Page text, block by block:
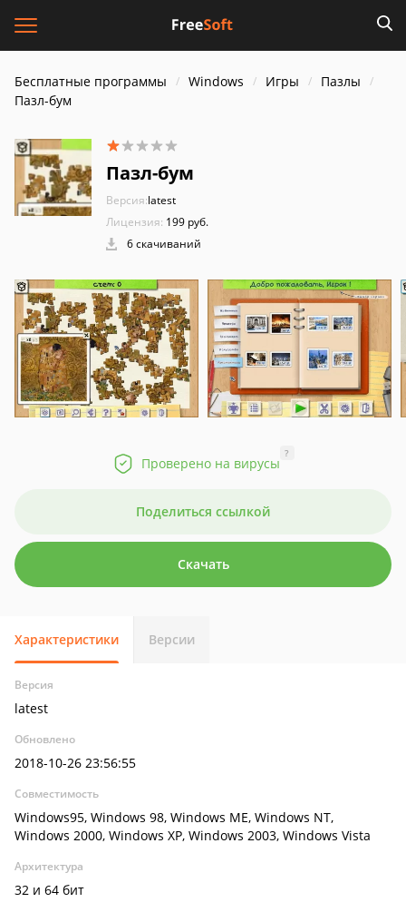
Бесплатные программы Windows Игры
Пазлы
Пазл-бум
Пазл-бум
Версия:latest
Лицензия: 199 руб.
6 скачиваний
Проверено на вирусы
?
Поделиться ссылкой
Скачать
Характеристики Версии
Версия
latest
Обновлено
2018-10-26 23:56:55
Совместимость
Windows95, Windows 98, Windows ME, Windows NT,
Windows 2000, Windows XP, Windows 2003, Windows Vista
Архитектура
32 и 64 бит